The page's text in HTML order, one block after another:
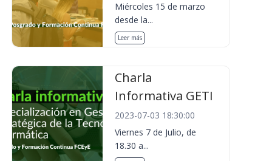
Miércoles 15 de marzo
desde la...
Leer más
Charla
Informativa GETI
2023-07-03 18:30:00
Viernes 7 de Julio, de
18.30 a...